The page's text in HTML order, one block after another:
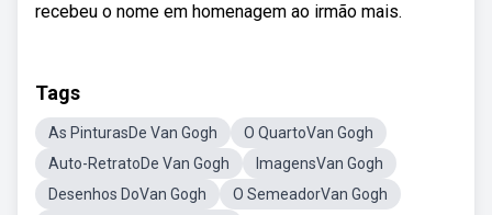
recebeu o nome em homenagem ao irmão mais.
Tags
As PinturasDe Van Gogh
O QuartoVan Gogh
Auto-RetratoDe Van Gogh
ImagensVan Gogh
Desenhos DoVan Gogh
O SemeadorVan Gogh